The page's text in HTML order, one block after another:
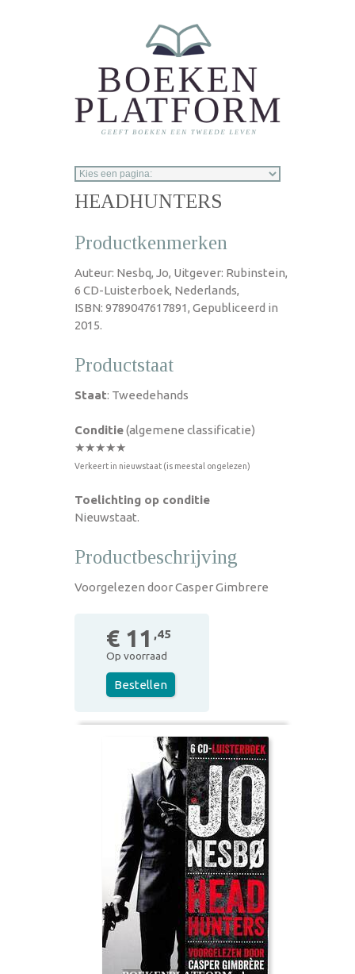
HEADHUNTERS
Productkenmerken
Auteur: Nesbq, Jo, Uitgever: Rubinstein,
6 CD-Luisterboek, Nederlands,
ISBN: 9789047617891, Gepubliceerd in
2015.
Productstaat
Staat: Tweedehands
Conditie(algemene classificatie)
★★★★★
Verkeert in nieuwstaat (is meestal ongelezen)
Toelichting op conditie
Nieuwstaat.
Productbeschrijving
Voorgelezen door Casper Gimbrere
€ 11 ,45
Op voorraad
Bestellen